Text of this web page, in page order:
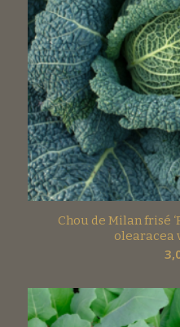
Chou de Milan frisé
olearacea